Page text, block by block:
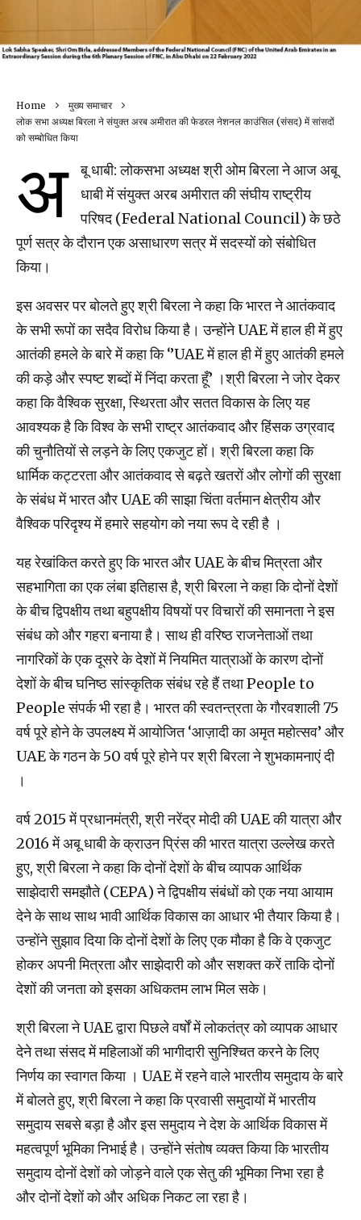
Home
मुख्य समाचार
लोक सभा अध्यक्ष बिरला ने संयुक्त अरब अमीरात की फेडरल नेशनल काउंसिल (संसद) में सांसदों
को सम्बोधित किया
अ
बू धाबी: लोकसभा अध्यक्ष श्री ओम बिरला ने आज अबू
धाबी में संयुक्त अरब अमीरात की संघीय राष्ट्रीय
परिषद (Federal National Council) के छठे
पूर्ण सत्र के दौरान एक असाधारण सत्र में सदस्यों को संबोधित
किया।
इस अवसर पर बोलते हुए श्री बिरला ने कहा कि भारत ने आतंकवाद
के सभी रूपों का सदैव विरोध किया है। उन्होंने UAE में हाल ही में हुए
आतंकी हमले के बारे में कहा कि ‘’UAE में हाल ही में हुए आतंकी हमले
की कड़े और स्पष्ट शब्दों में निंदा करता हूँ’ ।श्री बिरला ने जोर देकर
कहा कि वैश्विक सुरक्षा, स्थिरता और सतत विकास के लिए यह
आवश्यक है कि विश्व के सभी राष्ट्र आतंकवाद और हिंसक उग्रवाद
की चुनौतियों से लड़ने के लिए एकजुट हों। श्री बिरला कहा कि
धार्मिक कट्टरता और आतंकवाद से बढ़ते खतरों और लोगों की सुरक्षा
के संबंध में भारत और UAE की साझा चिंता वर्तमान क्षेत्रीय और
वैश्विक परिदृश्य में हमारे सहयोग को नया रूप दे रही है ।
यह रेखांकित करते हुए कि भारत और UAE के बीच मित्रता और
सहभागिता का एक लंबा इतिहास है, श्री बिरला ने कहा कि दोनों देशों
के बीच द्विपक्षीय तथा बहुपक्षीय विषयों पर विचारों की समानता ने इस
संबंध को और गहरा बनाया है। साथ ही वरिष्ठ राजनेताओं तथा
नागरिकों के एक दूसरे के देशों में नियमित यात्राओं के कारण दोनों
देशों के बीच घनिष्ठ सांस्कृतिक संबंध रहे हैं तथा People to
People संपर्क भी रहा है। भारत की स्वतन्त्रता के गौरवशाली 75
वर्ष पूरे होने के उपलक्ष्य में आयोजित ‘आज़ादी का अमृत महोत्सव’ और
UAE के गठन के 50 वर्ष पूरे होने पर श्री बिरला ने शुभकामनाएं दी
।
वर्ष 2015 में प्रधानमंत्री, श्री नरेंद्र मोदी की UAE की यात्रा और
2016 में अबू धाबी के क्राउन प्रिंस की भारत यात्रा उल्लेख करते
हुए, श्री बिरला ने कहा कि दोनों देशों के बीच व्यापक आर्थिक
साझेदारी समझौते (CEPA) ने द्विपक्षीय संबंधों को एक नया आयाम
देने के साथ साथ भावी आर्थिक विकास का आधार भी तैयार किया है।
उन्होंने सुझाव दिया कि दोनों देशों के लिए एक मौका है कि वे एकजुट
होकर अपनी मित्रता और साझेदारी को और सशक्त करें ताकि दोनों
देशों की जनता को इसका अधिकतम लाभ मिल सके।
श्री बिरला ने UAE द्वारा पिछले वर्षों में लोकतंत्र को व्यापक आधार
देने तथा संसद में महिलाओं की भागीदारी सुनिश्चित करने के लिए
निर्णय का स्वागत किया । UAE में रहने वाले भारतीय समुदाय के बारे
में बोलते हुए, श्री बिरला ने कहा कि प्रवासी समुदायों में भारतीय
समुदाय सबसे बड़ा है और इस समुदाय ने देश के आर्थिक विकास में
महत्वपूर्ण भूमिका निभाई है। उन्होंने संतोष व्यक्त किया कि भारतीय
समुदाय दोनों देशों को जोड़ने वाले एक सेतु की भूमिका निभा रहा है
और दोनों देशों को और अधिक निकट ला रहा है।